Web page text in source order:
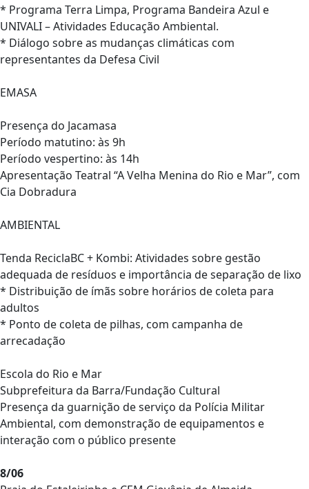
* Programa Terra Limpa, Programa Bandeira Azul e
UNIVALI – Atividades Educação Ambiental.
* Diálogo sobre as mudanças climáticas com
representantes da Defesa Civil
EMASA
Presença do Jacamasa
Período matutino: às 9h
Período vespertino: às 14h
Apresentação Teatral “A Velha Menina do Rio e Mar”, com
Cia Dobradura
AMBIENTAL
Tenda ReciclaBC + Kombi: Atividades sobre gestão
adequada de resíduos e importância de separação de lixo
* Distribuição de ímãs sobre horários de coleta para
adultos
* Ponto de coleta de pilhas, com campanha de
arrecadação
Escola do Rio e Mar
Subprefeitura da Barra/Fundação Cultural
Presença da guarnição de serviço da Polícia Militar
Ambiental, com demonstração de equipamentos e
interação com o público presente
8/06